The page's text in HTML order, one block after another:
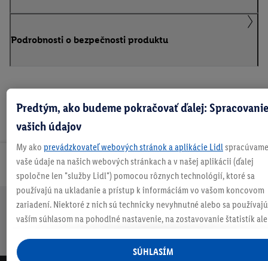
Podrobnosti o bezpečnosti produktu
Odoberaj Newsletter!
Doprava
nad 70 €¹
30 dní na
Vrátenie
Každý
niečo nové
Bezpečný nákup
Predtým, ako budeme pokračovať ďalej: Spracovanie
vašich údajov
My ako prevádzkovateľ webových stránok a aplikácie Lidl spracúvame
vaše údaje na našich webových stránkach a v našej aplikácii (ďalej
spoločne len "služby Lidl") pomocou rôznych technológií, ktoré sa
používajú na ukladanie a prístup k informáciám vo vašom koncovom
zariadení. Niektoré z nich sú technicky nevyhnutné alebo sa
vaším súhlasom na pohodlné nastavenie, na zostavovanie štatistík
účastníkom programu Lidl Plus, na tieto účely sa spracúvajú aj údaje
SÚHLASÍM